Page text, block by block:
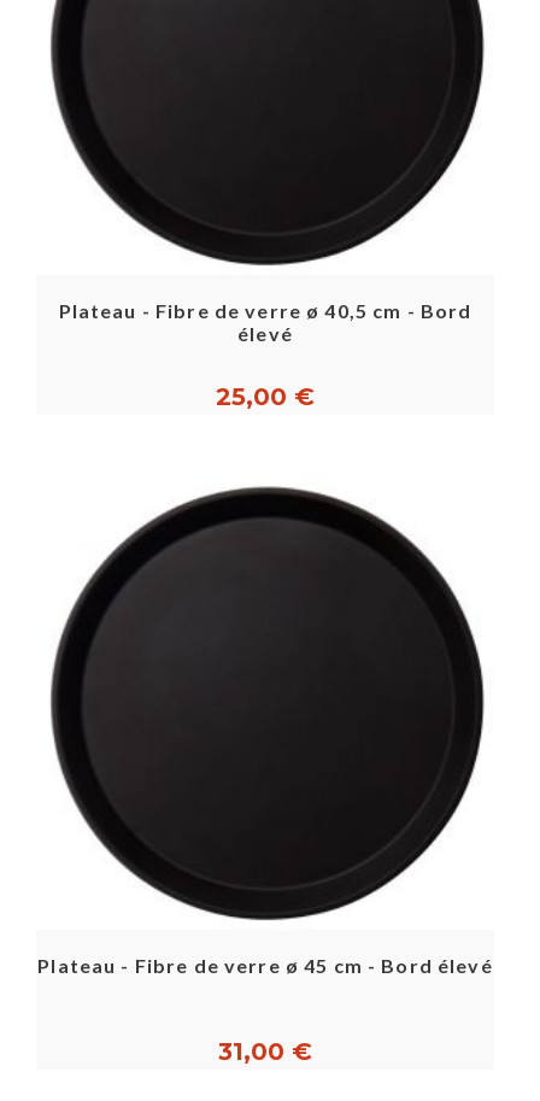
Plateau - Fibre de verre ø 40,5 cm - Bord
élevé
25,00 €
Plateau - Fibre de verre ø 45 cm - Bord élevé
31,00 €